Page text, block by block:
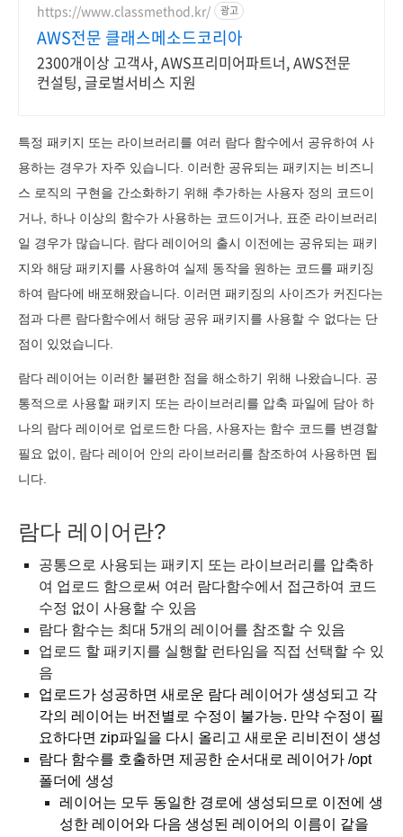
https://www.classmethod.kr/ 광고
AWS전문 클래스메소드코리아
2300개이상 고객사, AWS프리미어파트너, AWS전문
컨설팅, 글로벌서비스 지원
특정 패키지 또는 라이브러리를 여러 람다 함수에서 공유하여 사
용하는 경우가 자주 있습니다. 이러한 공유되는 패키지는 비즈니
스 로직의 구현을 간소화하기 위해 추가하는 사용자 정의 코드이
거나, 하나 이상의 함수가 사용하는 코드이거나, 표준 라이브러리
일 경우가 많습니다. 람다 레이어의 출시 이전에는 공유되는 패키
지와 해당 패키지를 사용하여 실제 동작을 원하는 코드를 패키징
하여 람다에 배포해왔습니다. 이러면 패키징의 사이즈가 커진다는
점과 다른 람다함수에서 해당 공유 패키지를 사용할 수 없다는 단
점이 있었습니다.
람다 레이어는 이러한 불편한 점을 해소하기 위해 나왔습니다. 공
통적으로 사용할 패키지 또는 라이브러리를 압축 파일에 담아 하
나의 람다 레이어로 업로드한 다음, 사용자는 함수 코드를 변경할
필요 없이, 람다 레이어 안의 라이브러리를 참조하여 사용하면 됩
니다.
람다 레이어란?
공통으로 사용되는 패키지 또는 라이브러리를 압축하
여 업로드 함으로써 여러 람다함수에서 접근하여 코드
수정 없이 사용할 수 있음
람다 함수는 최대 5개의 레이어를 참조할 수 있음
업로드 할 패키지를 실행할 런타임을 직접 선택할 수 있
음
업로드가 성공하면 새로운 람다 레이어가 생성되고 각
각의 레이어는 버전별로 수정이 불가능. 만약 수정이 필
요하다면 zip파일을 다시 올리고 새로운 리비전이 생성
람다 함수를 호출하면 제공한 순서대로 레이어가 /opt
폴더에 생성
레이어는 모두 동일한 경로에 생성되므로 이전에 생
성한 레이어와 다음 생성된 레이어의 이름이 같을